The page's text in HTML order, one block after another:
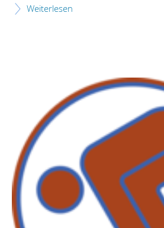
Weiterlesen